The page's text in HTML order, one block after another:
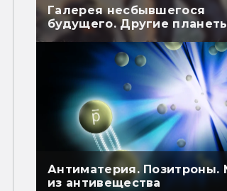
Галерея несбывшегося
будущего. Другие
Антиматерия. Позитроны.
из антивещества